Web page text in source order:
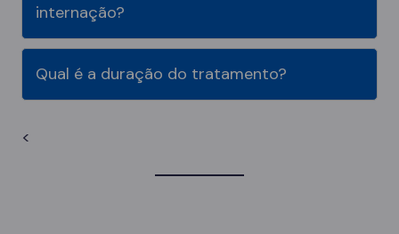
internação?
Qual é a duração do tratamento?
<